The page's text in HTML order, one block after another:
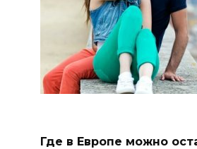
Где в Европе можно